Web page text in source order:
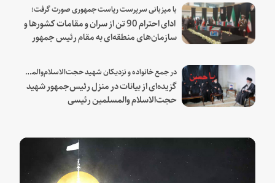
با میزبانی سرپرست ریاست جمهوری صورت گرفت؛
ادای احترام 90 تن از سران و مقامات کشورها و
سازمان‌های منطقه‌ای به مقام رئیس جمهور
در جمع خانواده و نزدیکان شهید حجت‌الاسلام‌والمسلمین رئیسی:
گزیده‌ای از بیانات در منزل رئیس‌جمهور شهید
حجت‌الاسلام والمسلمین رئیسی